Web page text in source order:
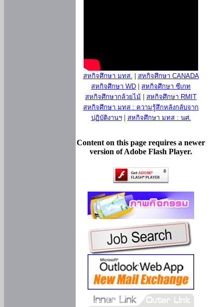
สหกิจศึกษา มทส.
สหกิจศึกษา CANADA
สหกิจศึกษา WD
สหกิจศึกษา ซีเกท
สหกิจศึกษากล้วยไม้
สหกิจศึกษา RMIT
สหกิจศึกษา มทส : ความรู้สึกหลังกลับจาก
ปฏิบัติงานฯ| สหกิจศึกษา มทส : นศ.
Content on this page requires a newer
version of Adobe Flash Player.